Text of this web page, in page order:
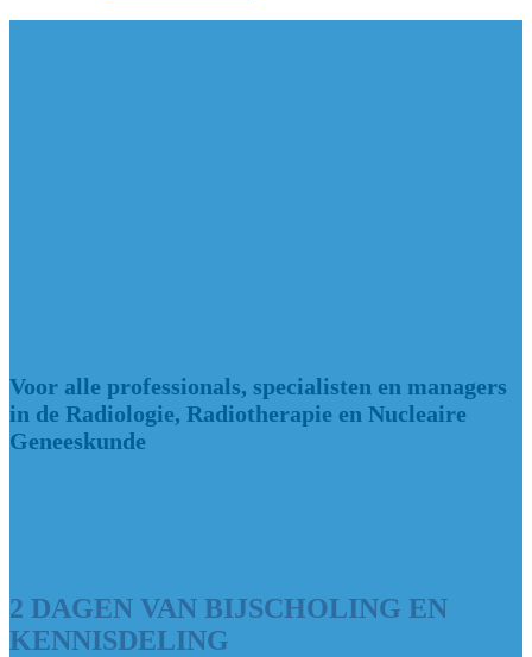
Voor alle professionals, specialisten en managers
in de Radiologie, Radiotherapie en Nucleaire
Geneeskunde
2 DAGEN VAN BIJSCHOLING EN
KENNISDELING